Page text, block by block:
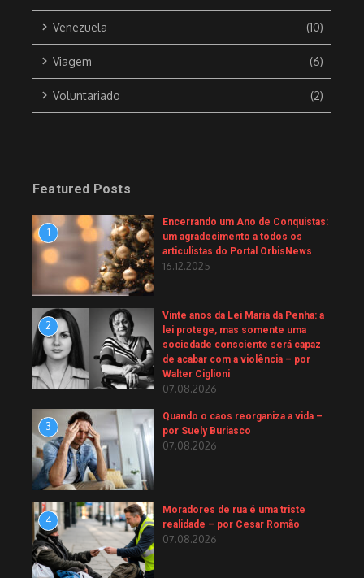
Venezuela (10)
Viagem (6)
Voluntariado (2)
Featured Posts
1
Encerrando um Ano de Conquistas:
um agradecimento a todos os
articulistas do Portal OrbisNews
16.12.2025
2
Vinte anos da Lei Maria da Penha: a
lei protege, mas somente uma
sociedade consciente será capaz
de acabar com a violência – por
Walter Ciglioni
07.08.2026
3
Quando o caos reorganiza a vida –
por Suely Buriasco
07.08.2026
4
Moradores de rua é uma triste
realidade – por Cesar Romão
07.08.2026